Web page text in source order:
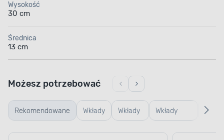
Wysokość
30 cm
Średnica
13 cm
Rekomendowane Wkłady
LED
Wkłady
olejowe
Wkłady
parafinowe pod
Możesz potrzebować